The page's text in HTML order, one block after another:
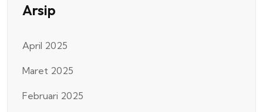
Arsip
April 2025
Maret 2025
Februari 2025